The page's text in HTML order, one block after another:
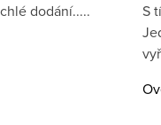
dodání.....
S